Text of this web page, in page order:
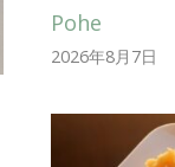
Pohe
2026年8月7日